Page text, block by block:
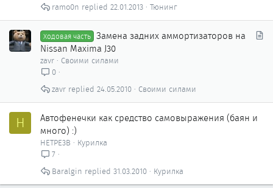
Тюнинг
22.01.2013
ramo0n
Ходовая часть Замена задних аммортизаторов на
Nissan Maxima J30
zavr
Своими силами
0
Своими силами
24.05.2010
zavr
H
Автофенечки как сpедство самовыражения (баян и
много) :)
HETPE3B
Курилка
7
Курилка
31.03.2010
Baralgin